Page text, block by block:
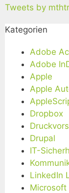
Tweets by
Kategorien
Adobe
Adobe
Apple
Apple
Dropbox
Drupal
IT-
LinkedIn